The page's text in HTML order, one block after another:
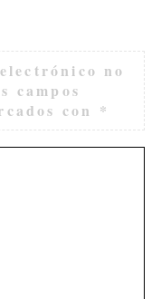
no
campos
con *